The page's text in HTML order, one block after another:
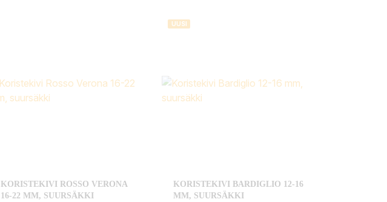
KORISTEKIVI ROSSO VERONA
16-22 MM, SUURSÄKKI
UUSI
KORISTEKIVI BARDIGLIO 12-16
MM, SUURSÄKKI